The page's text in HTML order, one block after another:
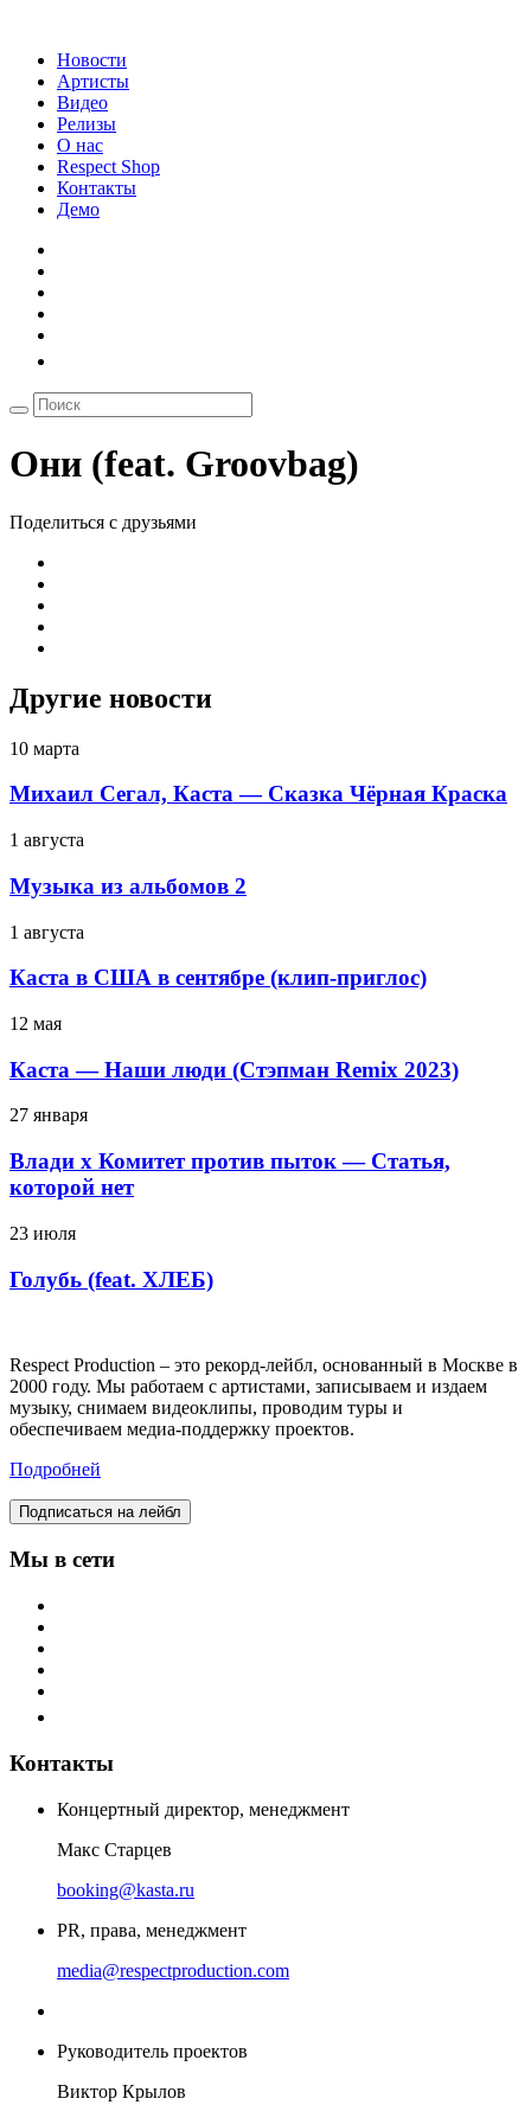
Новости
Артисты
Видео
Релизы
О нас
Respect Shop
Контакты
Демо
Они (feat. Groovbag)
Поделиться с друзьями
Другие новости
10 марта
Михаил Сегал, Каста — Сказка Чёрная Краска
1 августа
Музыка из альбомов 2
1 августа
Каста в США в сентябре (клип-приглос)
12 мая
Каста — Наши люди (Стэпман Remix 2023)
27 января
Влади х Комитет против пыток — Статья,
которой нет
23 июля
Голубь (feat. ХЛЕБ)
Respect Production – это рекорд-лейбл, основанный в Москве в
2000 году. Мы работаем с артистами, записываем и издаем
музыку, снимаем видеоклипы, проводим туры и
обеспечиваем медиа-поддержку проектов.
Подробней
Подписаться на лейбл
Мы в сети
Контакты
Концертный директор, менеджмент
Макс Старцев
booking@kasta.ru
PR, права, менеджмент
media@respectproduction.com
Руководитель проектов
Виктор Крылов